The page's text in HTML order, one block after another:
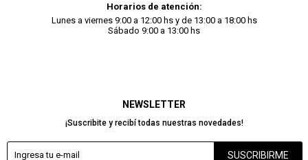
NEWSLETTER
¡Suscribite y recibí todas nuestras novedades!
SUSCRIBIRME
Horarios de atención:
Lunes a viernes 9:00 a 12:00 hs y de 13:00 a 18:00 hs
Sábado 9:00 a 13:00 hs